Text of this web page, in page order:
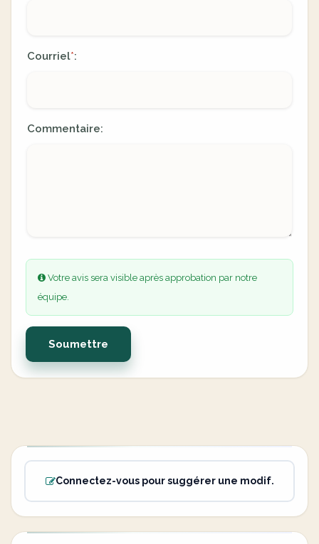
Courriel*:
Commentaire:
Votre avis sera visible après approbation par notre
équipe.
Soumettre
Connectez-vous pour suggérer une modif.